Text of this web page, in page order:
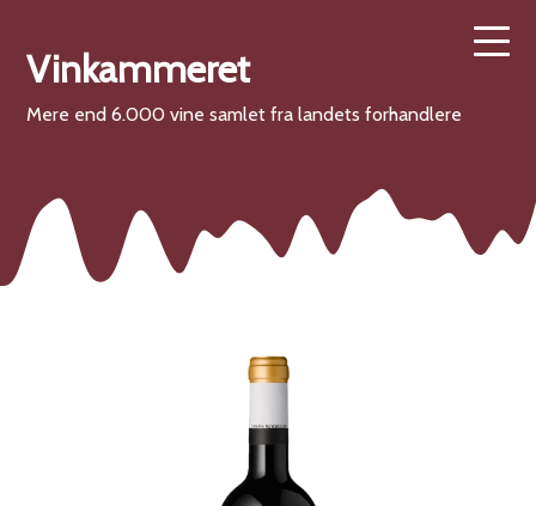
Vinkammeret
Mere end 6.000 vine samlet fra landets forhandlere